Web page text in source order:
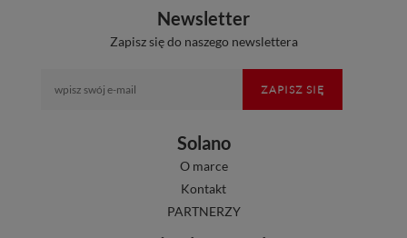
Newsletter
Zapisz się do naszego newslettera
ZAPISZ SIĘ
Solano
O marce
Kontakt
PARTNERZY